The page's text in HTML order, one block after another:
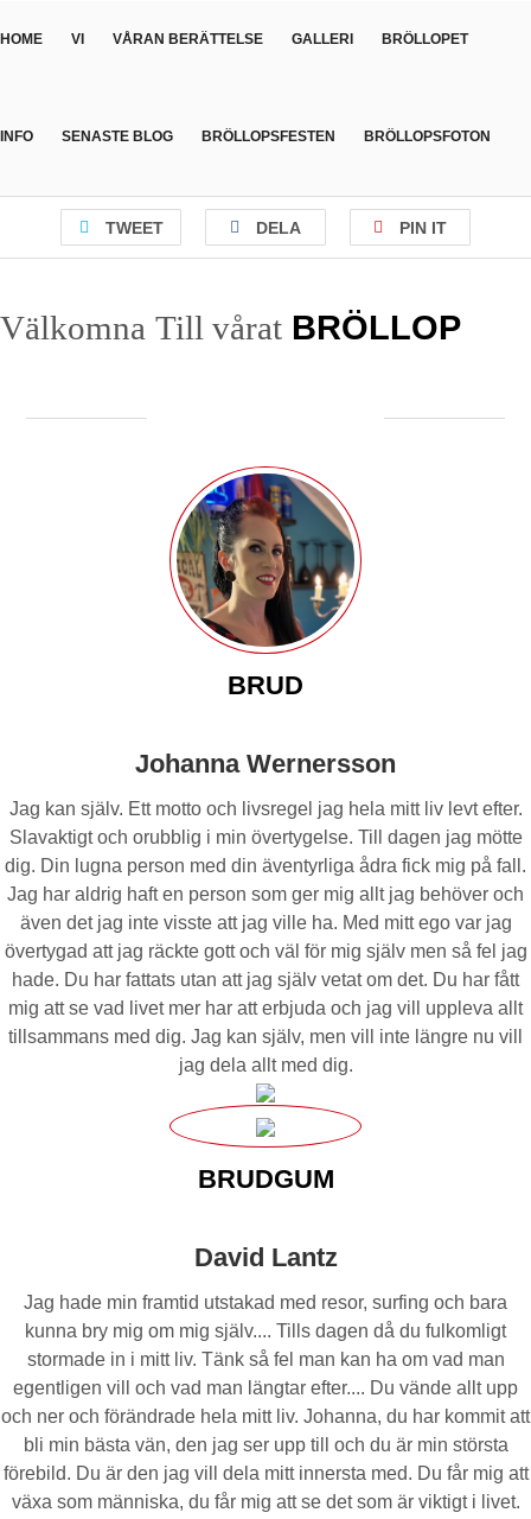
HOME VI VÅRAN BERÄTTELSE GALLERI BRÖLLOPET
INFO SENASTE BLOG BRÖLLOPSFESTEN BRÖLLOPSFOTON
TWEET DELA PIN IT
Välkomna Till vårat BRÖLLOP
BRUD
Johanna Wernersson
Jag kan själv. Ett motto och livsregel jag hela mitt liv levt efter.
Slavaktigt och orubblig i min övertygelse. Till dagen jag mötte
dig. Din lugna person med din äventyrliga ådra fick mig på fall.
Jag har aldrig haft en person som ger mig allt jag behöver och
även det jag inte visste att jag ville ha. Med mitt ego var jag
övertygad att jag räckte gott och väl för mig själv men så fel jag
hade. Du har fattats utan att jag själv vetat om det. Du har fått
mig att se vad livet mer har att erbjuda och jag vill uppleva allt
tillsammans med dig. Jag kan själv, men vill inte längre nu vill
jag dela allt med dig.
BRUDGUM
David Lantz
Jag hade min framtid utstakad med resor, surfing och bara
kunna bry mig om mig själv.... Tills dagen då du fulkomligt
stormade in i mitt liv. Tänk så fel man kan ha om vad man
egentligen vill och vad man längtar efter.... Du vände allt upp
och ner och förändrade hela mitt liv. Johanna, du har kommit att
bli min bästa vän, den jag ser upp till och du är min största
förebild. Du är den jag vill dela mitt innersta med. Du får mig att
växa som människa, du får mig att se det som är viktigt i livet.